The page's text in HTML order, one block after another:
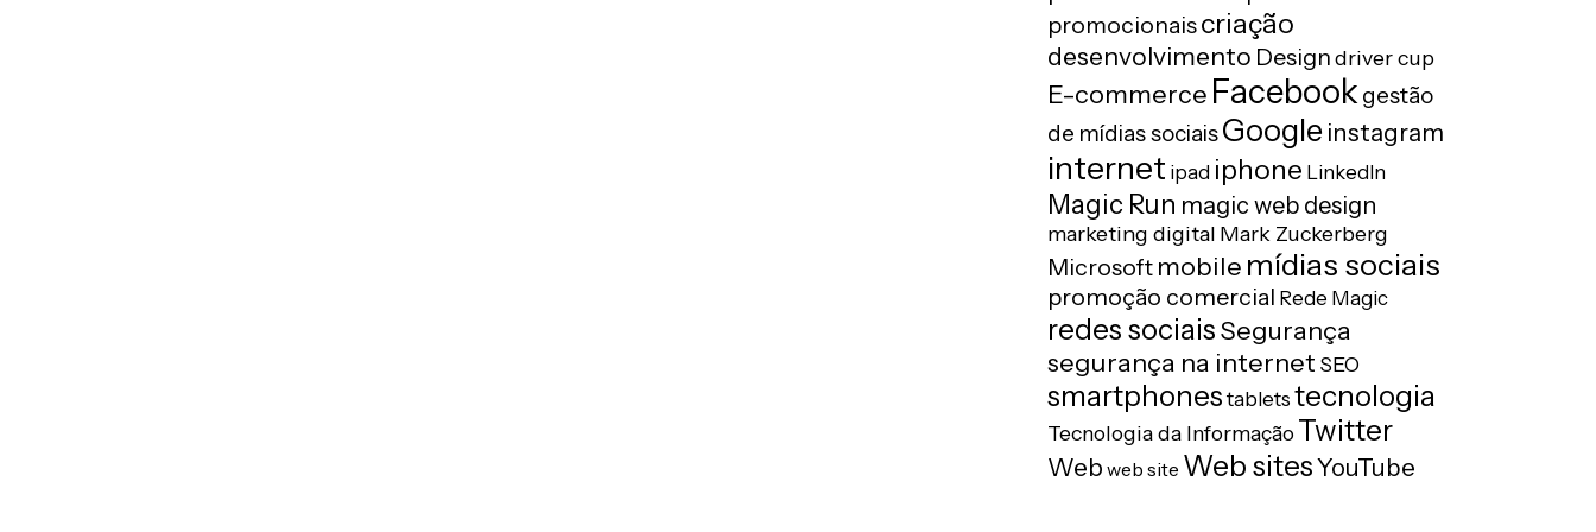
promocionaiscriação
desenvolvimento Designdriver cup
E-commerce Facebookgestão
de mídias sociaisGoogle instagram
internet ipad iphone LinkedIn
Magic Run magic web design
marketing digital Mark Zuckerberg
Microsoft mobile mídias sociais
promoção comercial Rede Magic
redes sociaisSegurança
segurança na internet SEO
smartphones tablets tecnologia
Tecnologia da InformaçãoTwitter
Web web site Web sitesYouTube